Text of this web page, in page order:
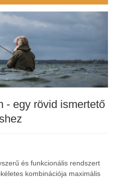
- egy rövid ismertető
és funkcionális rendszert
kombinációja maximális